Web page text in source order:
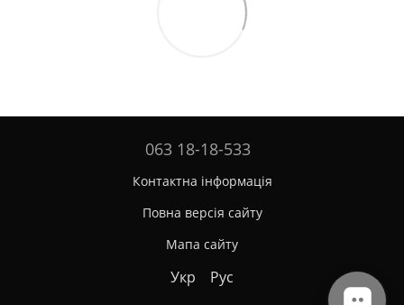
063 18-18-533
Контактна інформація
Повна версія сайту
Мапа сайту
Укр Рус